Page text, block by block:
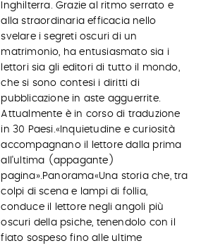
Inghilterra. Grazie al ritmo serrato e
alla straordinaria efficacia nello
svelare i segreti oscuri di un
matrimonio, ha entusiasmato sia i
lettori sia gli editori di tutto il mondo,
che si sono contesi i diritti di
pubblicazione in aste agguerrite.
Attualmente è in corso di traduzione
in 30 Paesi.«Inquietudine e curiosità
accompagnano il lettore dalla prima
all'ultima (appagante)
pagina».Panorama«Una storia che, tra
colpi di scena e lampi di follia,
conduce il lettore negli angoli più
oscuri della psiche, tenendolo con il
fiato sospeso fino alle ultime